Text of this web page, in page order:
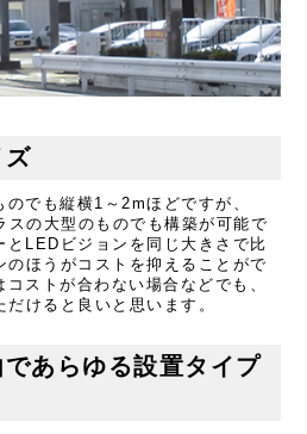
ズ
でも縦横1～2mほどですが、
スの大型のものでも構築が可能で
とLEDビジョンを同じ大きさで比
ほうがコストを抑えることがで
ストが合わない場合などでも、
だけると良いと思います。
あらゆる設置タイプ